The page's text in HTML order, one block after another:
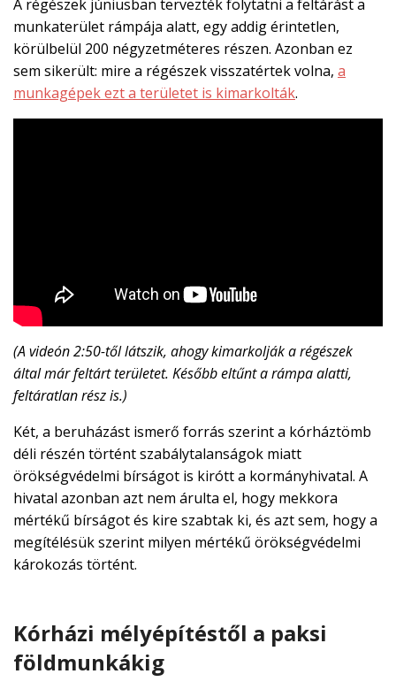
A régészek júniusban tervezték folytatni a feltárást a
munkaterület rámpája alatt, egy addig érintetlen,
körülbelül 200 négyzetméteres részen. Azonban ez
sem sikerült: mire a régészek visszatértek volna, a
munkagépek ezt a területet is kimarkolták.
(A videón 2:50-től látszik, ahogy kimarkolják a régészek
által már feltárt területet. Később eltűnt a rámpa alatti,
feltáratlan rész is.)
Két, a beruházást ismerő forrás szerint a kórháztömb
déli részén történt szabálytalanságok miatt
örökségvédelmi bírságot is kirótt a kormányhivatal. A
hivatal azonban azt nem árulta el, hogy mekkora
mértékű bírságot és kire szabtak ki, és azt sem, hogy a
megítélésük szerint milyen mértékű örökségvédelmi
károkozás történt.
Kórházi mélyépítéstől a paksi
földmunkákig